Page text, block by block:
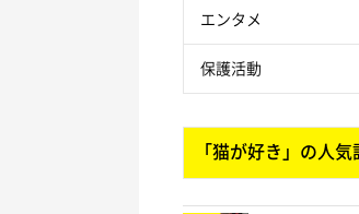
エンタメ
保護活動
「猫が好き」の人